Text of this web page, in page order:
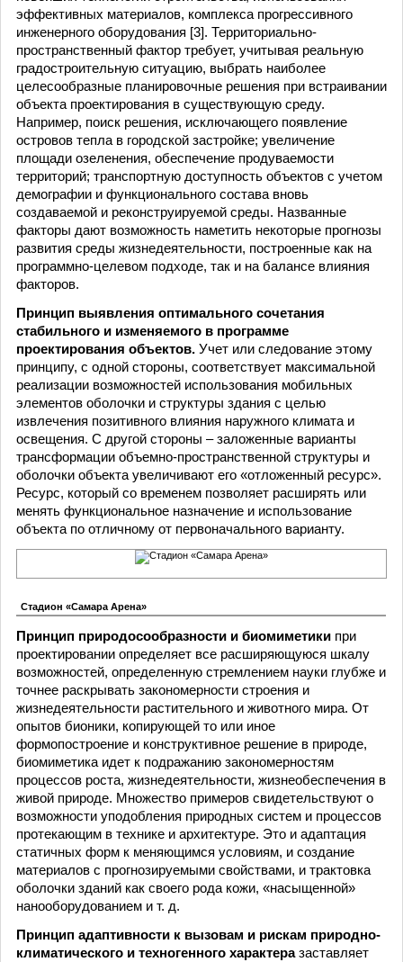
эффективных материалов, комплекса прогрессивного
инженерного оборудования [3]. Территориально-
пространственный фактор требует, учитывая реальную
градостроительную ситуацию, выбрать наиболее
целесообразные планировочные решения при встраивании
объекта проектирования в существующую среду.
Например, поиск решения, исключающего появление
островов тепла в городской застройке; увеличение
площади озеленения, обеспечение продуваемости
территорий; транспортную доступность объектов с учетом
демографии и функционального состава вновь
создаваемой и реконструируемой среды. Названные
факторы дают возможность наметить некоторые прогнозы
развития среды жизнедеятельности, построенные как на
программно-целевом подходе, так и на балансе влияния
факторов.
Принцип выявления оптимального сочетания
стабильного и изменяемого в программе
проектирования объектов. Учет или следование этому
принципу, с одной стороны, соответствует максимальной
реализации возможностей использования мобильных
элементов оболочки и структуры здания с целью
извлечения позитивного влияния наружного климата и
освещения. С другой стороны – заложенные варианты
трансформации объемно-пространственной структуры и
оболочки объекта увеличивают его «отложенный ресурс».
Ресурс, который со временем позволяет расширять или
менять функциональное назначение и использование
объекта по отличному от первоначального варианту.
Стадион «Самара Арена»
Принцип природосообразности и биомиметики при
проектировании определяет все расширяющуюся шкалу
возможностей, определенную стремлением науки глубже и
точнее раскрывать закономерности строения и
жизнедеятельности растительного и животного мира. От
опытов бионики, копирующей то или иное
формопостроение и конструктивное решение в природе,
биомиметика идет к подражанию закономерностям
процессов роста, жизнедеятельности, жизнеобеспечения в
живой природе. Множество примеров свидетельствуют о
возможности уподобления природных систем и процессов
протекающим в технике и архитектуре. Это и адаптация
статичных форм к меняющимся условиям, и создание
материалов с прогнозируемыми свойствами, и трактовка
оболочки зданий как своего рода кожи, «насыщенной»
нанооборудованием и т. д.
Принцип адаптивности к вызовам и рискам природно-
климатического и техногенного характеразаставляет